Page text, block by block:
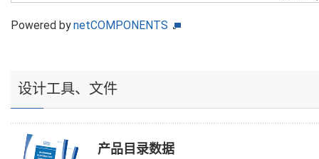
Powered bynetCOMPONENTS
设计工具、文件
产品目录数据